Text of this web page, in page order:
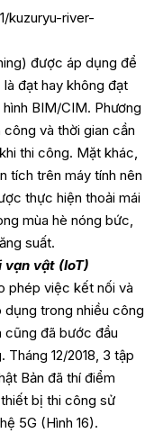
kuzuryu-river-
được áp dụng để
đạt hay không đạt
BIM/CIM. Phương
và thời gian cần
thi công. Mặt khác,
tích trên máy tính nên
thực hiện thoải mái
mùa hè nóng bức,
suất.
vạn vật (IoT)
phép việc kết nối và
trong nhiều công
cũng đã bước đầu
12/2018, 3 tập
Bản đã thí điểm
bị thi công sử
5G (Hình 16).